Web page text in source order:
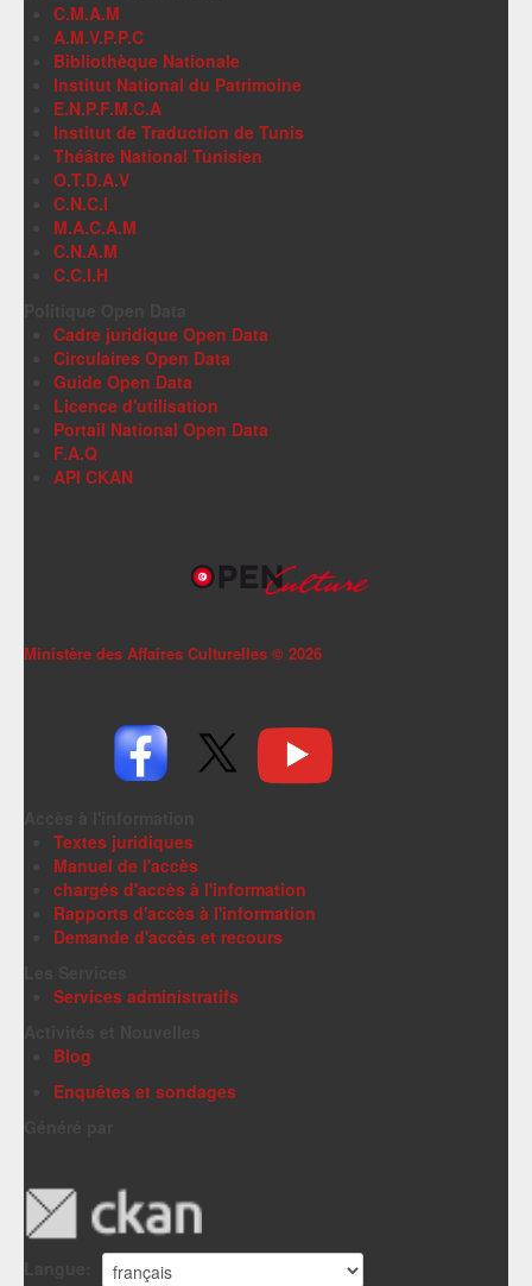
C.M.A.M
A.M.V.P.P.C
Bibliothèque Nationale
Institut National du Patrimoine
E.N.P.F.M.C.A
Institut de Traduction de Tunis
Théâtre National Tunisien
O.T.D.A.V
C.N.C.I
M.A.C.A.M
C.N.A.M
C.C.I.H
Cadre juridique Open Data
Circulaires Open Data
Guide Open Data
Licence d'utilisation
Portail National Open Data
F.A.Q
API CKAN
Ministère des Affaires Culturelles © 2026
Textes juridiques
Manuel de l'accès
chargés d'accès à l'information
Rapports d'accès à l'information
Demande d'accès et recours
Services administratifs
Blog
Enquêtes et sondages